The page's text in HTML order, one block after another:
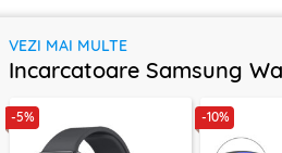
VEZI MAI MULTE
Incarcatoare Samsung
-5% -10%